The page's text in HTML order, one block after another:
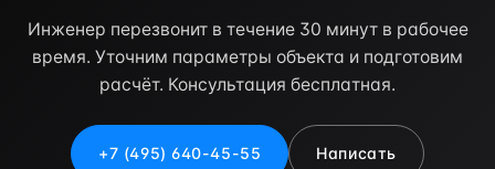
Инженер перезвонит в течение 30 минут в рабочее
время. Уточним параметры объекта и подготовим
расчёт. Консультация бесплатная.
+7 (495) 640-45-55 Написать